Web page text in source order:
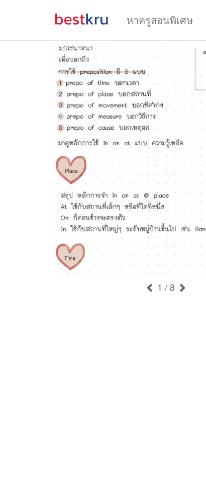
หาครูสอนพิเศษ
1 / 8